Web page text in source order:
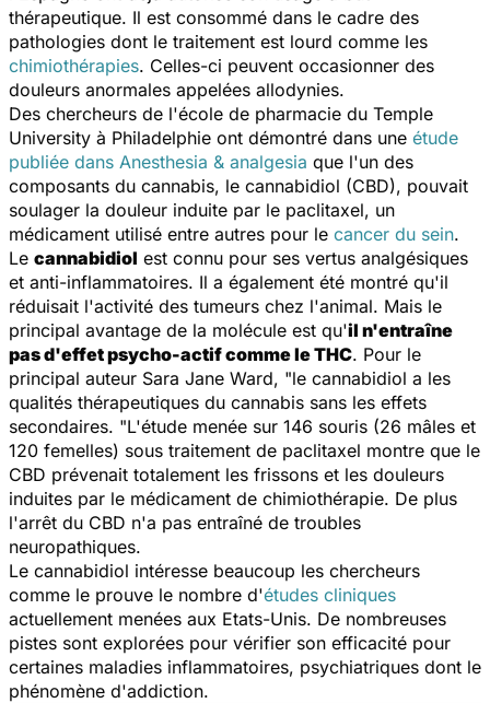
thérapeutique. Il est consommé dans le cadre des
pathologies dont le traitement est lourd comme les
chimiothérapies. Celles-ci peuvent occasionner des
douleurs anormales appelées allodynies.
Des chercheurs de l'école de pharmacie du Temple
University à Philadelphie ont démontré dans une étude
publiée dans Anesthesia & analgesia que l'un des
composants du cannabis, le cannabidiol (CBD), pouvait
soulager la douleur induite par le paclitaxel, un
médicament utilisé entre autres pour le cancer du sein.
Le cannabidiol est connu pour ses vertus analgésiques
et anti-inflammatoires. Il a également été montré qu'il
réduisait l'activité des tumeurs chez l'animal. Mais le
principal avantage de la molécule est qu'il n'entraîne
pas d'effet psycho-actif comme le THC. Pour le
principal auteur Sara Jane Ward, "le cannabidiol a les
qualités thérapeutiques du cannabis sans les effets
secondaires. "L'étude menée sur 146 souris (26 mâles et
120 femelles) sous traitement de paclitaxel montre que le
CBD prévenait totalement les frissons et les douleurs
induites par le médicament de chimiothérapie. De plus
l'arrêt du CBD n'a pas entraîné de troubles
neuropathiques.
Le cannabidiol intéresse beaucoup les chercheurs
comme le prouve le nombre d'études cliniques
actuellement menées aux Etats-Unis. De nombreuses
pistes sont explorées pour vérifier son efficacité pour
certaines maladies inflammatoires, psychiatriques dont le
phénomène d'addiction.